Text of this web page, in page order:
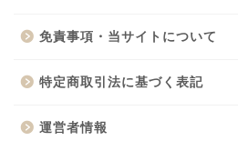
免責事項・当サイトについて
特定商取引法に基づく表記
運営者情報